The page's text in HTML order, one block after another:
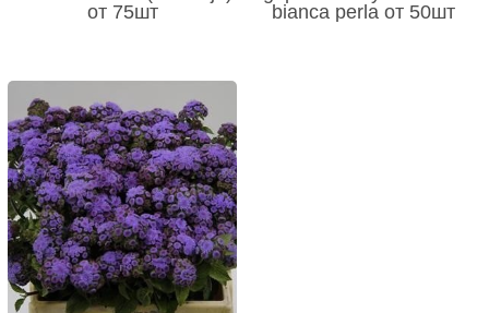
от 75шт
bianca perla от 50шт